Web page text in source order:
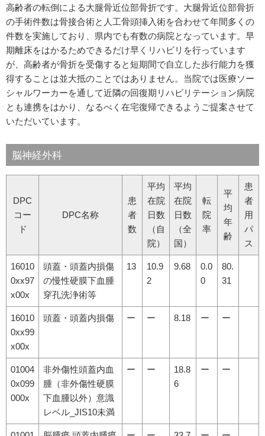
高齢者の転倒による大腿骨近位部骨折です。大腿骨近位部骨折
の手術件数は骨接合術と人工骨頭挿入術を合わせて年間多くの
件数を実施しており、県内でも有数の病院となっています。早
期離床をはかるためできるだけ早くリハビリを行っています
が、高齢者が骨折を受傷すると短期間で自立した歩行能力を獲
得することは並大抵のことではありません。当院では医療ソー
シャルワーカーを通して近隣の回復期リハビリテーション病院
とも連携をはかり、なるべく在宅復帰できるようご提案させて
いただいています。
脳神経外科
DPC
コー
ド
DPC名称
患
者
数
平均
在院
日数
（自
院）
平均
在院
日数
（全
国）
転
院
率
平
均
年
齢
患
者
用
パ
ス
16010
0xx97
x00x
頭蓋・頭蓋内損傷
の慢性硬膜下血腫
穿孔洗浄術等
13
10.9
2
9.68
0.0
0
80.
31
16010
0xx99
x00x
頭蓋・頭蓋内損傷 ー ー 8.18 ー ー
01004
0x099
000x
非外傷性頭蓋内血
腫（非外傷性硬膜
下血腫以外）意識
レベル_JIS10未満
ー ー
18.8
6
ー ー